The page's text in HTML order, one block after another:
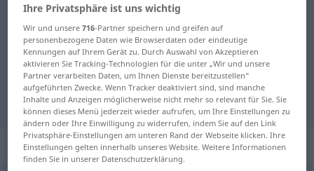
Deutsch-Tschechisch Wörterbuch
Deutsch-Tschechisch Übersetzung
für "renitent"
"renitent" Tschechisch Übersetzung
„renitent“
Ihre Privatsphäre ist uns wichtig
Wir und unsere716-Partner speichern und greifen auf
personenbezogene Daten wie Browserdaten oder eindeutige
Kennungen auf Ihrem Gerät zu. Durch Auswahl von Akzeptieren
aktivieren Sie Tracking-Technologien für die unter „Wir und unsere
Partner verarbeiten Daten, um Ihnen Dienste bereitzustellen“
aufgeführten Zwecke. Wenn Tracker deaktiviert sind, sind manche
Inhalte und Anzeigen möglicherweise nicht mehr so relevant für Sie. Sie
können dieses Menü jederzeit wieder aufrufen, um Ihre Einstellungen zu
ändern oder Ihre Einwilligung zu widerrufen, indem Sie auf den Link
Privatsphäre-Einstellungen am unteren Rand der Webseite klicken. Ihre
Einstellungen gelten innerhalb unseres Website. Weitere Informationen
finden Sie in unserer Datenschutzerklärung.